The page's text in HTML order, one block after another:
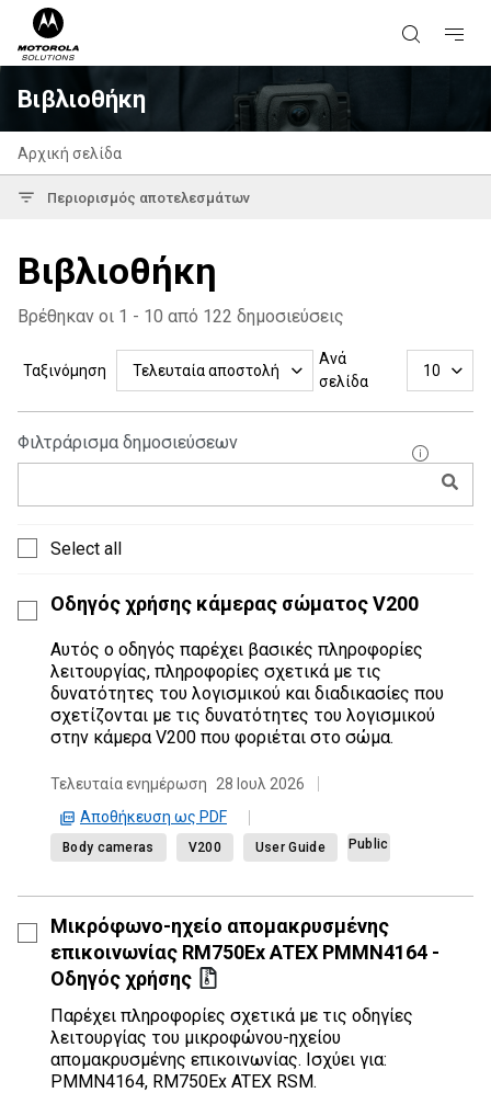
Βιβλιοθήκη
Αρχική σελίδα
Περιορισμός αποτελεσμάτων
Βιβλιοθήκη
Βρέθηκαν οι 1 - 10 από 122 δημοσιεύσεις
Ταξινόμηση Τελευταία αποστολή
Ανά
σελίδα
10
Φιλτράρισμα δημοσιεύσεων
Select all
Οδηγός χρήσης κάμερας σώματος V200
Αυτός ο οδηγός παρέχει βασικές πληροφορίες
λειτουργίας, πληροφορίες σχετικά με τις
δυνατότητες του λογισμικού και διαδικασίες που
σχετίζονται με τις δυνατότητες του λογισμικού
στην κάμερα V200 που φοριέται στο σώμα.
Τελευταία ενημέρωση
28 Ιουλ 2026
Αποθήκευση ως PDF
Body cameras V200 User Guide Public
Μικρόφωνο-ηχείο απομακρυσμένης
επικοινωνίας RM750Ex ATEX PMMN4164 -
Οδηγός χρήσης
Παρέχει πληροφορίες σχετικά με τις οδηγίες
λειτουργίας του μικροφώνου-ηχείου
απομακρυσμένης επικοινωνίας. Ισχύει για:
PMMN4164, RM750Ex ATEX RSM.